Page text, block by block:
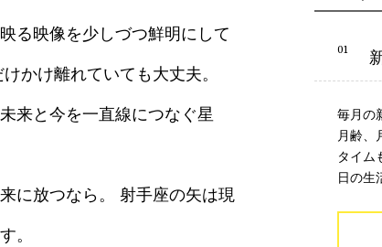
る映像を少しづつ鮮明にして
かけ離れていても大丈夫。
来と今を一直線につなぐ星
に放つなら。 射手座の矢は現
。
毎月の
月齢、
タイム
日の生